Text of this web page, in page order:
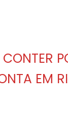
EM